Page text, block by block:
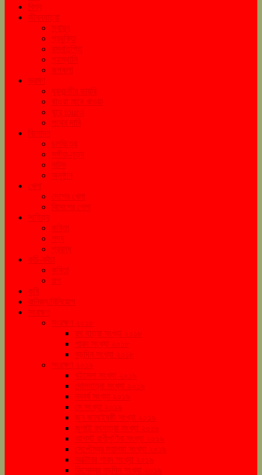
বিশ্ব
জীবনযাত্রা
স্বাস্থ্য
প্রযুক্তি
রসনাতৃপ্তি
গৃহস্থালি
রূপকলা
ভ্রমণ
ঘুরনচন্ডীর ডায়রি
যাওয়া মানে খাওয়া
ঘুরে tourএ
পথের দাবি
বিনোদন
চলচ্চিত্র
সঙ্গীত-নৃত্য
নাটক
অনুষ্ঠান
খেলা
দেশের খেলা
বিদেশের খেলা
সাহিত্য
কবিতা
গদ্য
প্রবন্ধ
কচি-কাঁচা
কবিতা
গল্প
কৃষি
বানিজ্য/বিনিয়োগ
সংরক্ষণ
সংরক্ষণ ২০১৮
রথ যাত্রা সংখ্যা ২০১৮
শারদ সংখ্যা ২০১৮
বড়দিন সংখ্যা ২০১৮
সংরক্ষণ ২০১৯
বইমেলা সংখ্যা ২০১৯
দোলযাত্রা সংখ্যা ২০১৯
নববর্ষ সংখ্যা ২০১৯
মে সংখ্যা ২০১৯
জুন জামাইষষ্ঠী সংখ্যা ২০১৯
জুলাই রথযাত্রা সংখ্যা ২০১৯
আগস্ট রাখীপূর্ণিমা সংখ্যা ২০১৯
সেপ্টেম্বর মহালয়া সংখ্যা ২০১৯
অক্টোবর শারদ সংখ্যা ২০১৯
ডিসেম্বর বড়দিন সংখ্যা ২০১৯